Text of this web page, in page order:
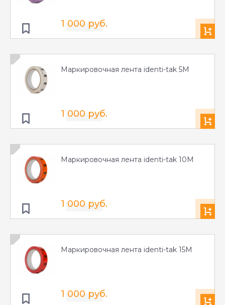
1 000 руб.
Маркировочная лента identi-tak 5M
1 000 руб.
Маркировочная лента identi-tak 10M
1 000 руб.
Маркировочная лента identi-tak 15M
1 000 руб.